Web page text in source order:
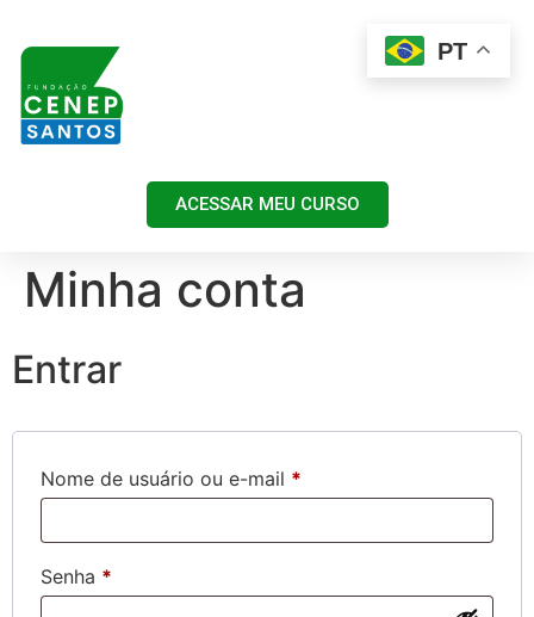
ACESSAR MEU CURSO
Minha conta
Entrar
Nome de usuário ou e-mail *
Senha *
PT